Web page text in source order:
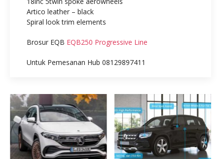
Artico leather – black
Spiral look trim elements
Brosur EQB EQB250 Progressive Line
Untuk Pemesanan Hub 08129897411